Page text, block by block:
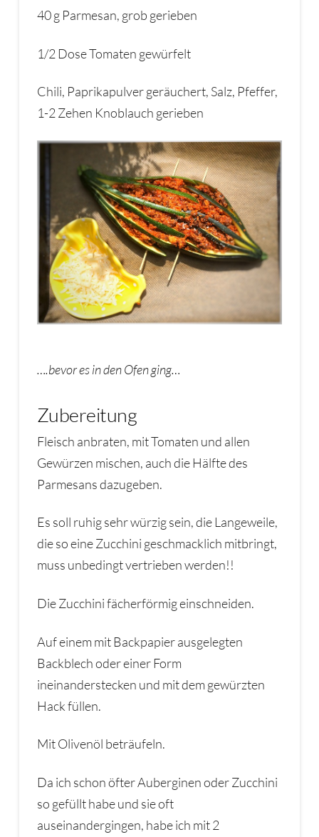
40 g Parmesan, grob gerieben
1/2 Dose Tomaten gewürfelt
Chili, Paprikapulver geräuchert, Salz, Pfeffer,
1-2 Zehen Knoblauch gerieben
….bevor es in den Ofen ging…
Zubereitung
Fleisch anbraten, mit Tomaten und allen
Gewürzen mischen, auch die Hälfte des
Parmesans dazugeben.
Es soll ruhig sehr würzig sein, die Langeweile,
die so eine Zucchini geschmacklich mitbringt,
muss unbedingt vertrieben werden!!
Die Zucchini fächerförmig einschneiden.
Auf einem mit Backpapier ausgelegten
Backblech oder einer Form
ineinanderstecken und mit dem gewürzten
Hack füllen.
Mit Olivenöl beträufeln.
Da ich schon öfter Auberginen oder Zucchini
so gefüllt habe und sie oft
auseinandergingen, habe ich mit 2